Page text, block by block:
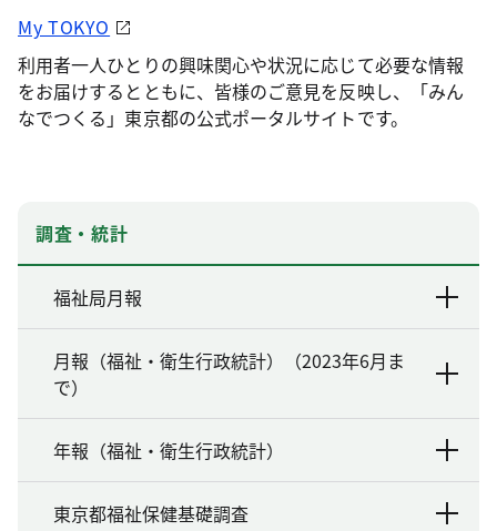
My TOKYO
利用者一人ひとりの興味関心や状況に応じて必要な情報
をお届けするとともに、皆様のご意見を反映し、「みん
なでつくる」東京都の公式ポータルサイトです。
調査・統計
福祉局月報
月報（福祉・衛生行政統計）（2023年6月ま
で）
年報（福祉・衛生行政統計）
東京都福祉保健基礎調査